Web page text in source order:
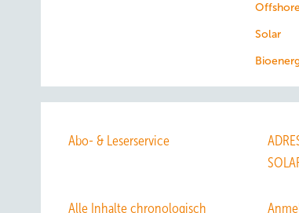
Solar
Abo- & Leserservice
Alle Inhalte chronologisch